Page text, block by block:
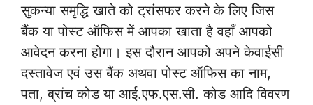
सुकन्या समृद्धि खाते को ट्रांसफर करने के लिए जिस
बैंक या पोस्ट ऑफिस में आपका खाता है वहाँ आपको
आवेदन करना होगा। इस दौरान आपको अपने केवाईसी
दस्तावेज एवं उस बैंक अथवा पोस्ट ऑफिस का नाम,
पता, ब्रांच कोड या आई.एफ.एस.सी. कोड आदि विवरण